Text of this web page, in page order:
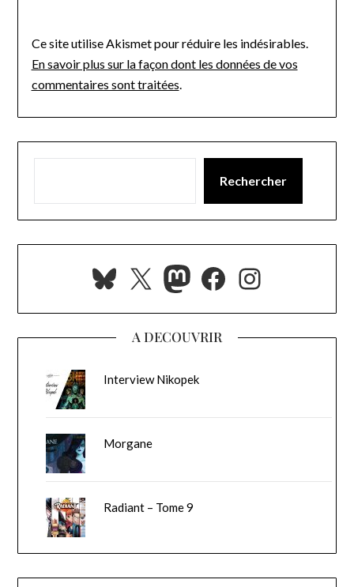
Ce site utilise Akismet pour réduire les indésirables.
En savoir plus sur la façon dont les données de vos
commentaires sont traitées
Rechercher
Bluesky
X Mastodon
Facebook
A DECOUVRIR
Interview Nikopek
Morgane
Radiant – Tome 9